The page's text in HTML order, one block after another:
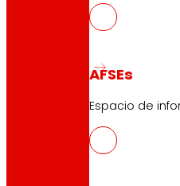
AFSEs
Espacio de